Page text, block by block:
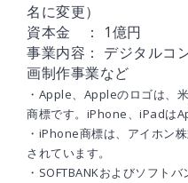
名に変更）
資本金 ： 1億円
事業内容： デジタルコ
画制作事業など
・Apple、Appleのロゴは、
商標です。iPhone、iPadは
・iPhone商標は、アイホン
されています。
・SOFTBANKおよびソフト